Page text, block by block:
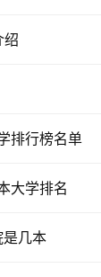
绍
排行榜名单
大学排名
是几本